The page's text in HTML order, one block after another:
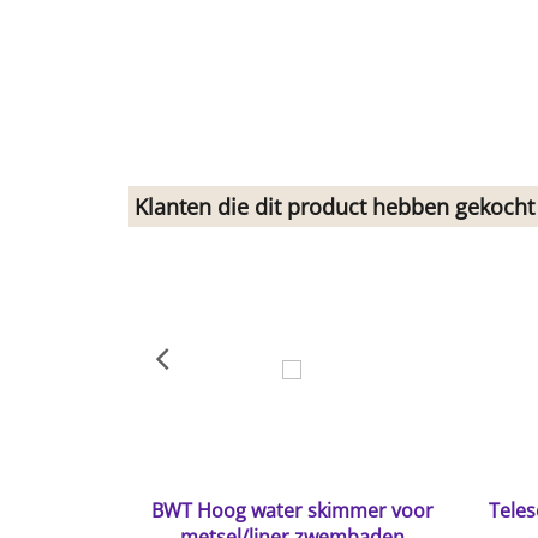
Klanten die dit product hebben
BWT Hoog water skimmer voor